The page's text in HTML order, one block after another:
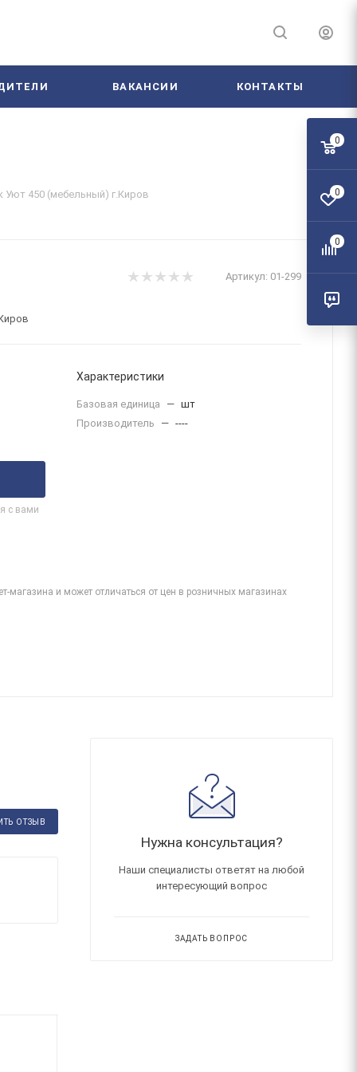
ВАКАНСИИ КОНТАКТЫ
Уют 450 (мебельный) г.Киров
Артикул: 01-299
с вами
Характеристики
Базовая единица — шт
Производитель
— ----
магазина и может отличаться от цен в розничных магазинах
ОТЗЫВ
Нужна консультация?
Наши специалисты ответят на любой
интересующий вопрос
ЗАДАТЬ ВОПРОС
0
0
0